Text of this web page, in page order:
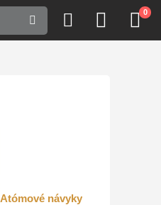
0
Atómové návyky